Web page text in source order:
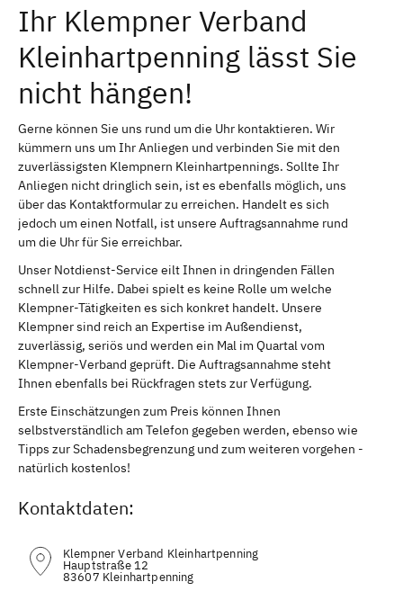
Ihr Klempner Verband
Kleinhartpenning lässt Sie
nicht hängen!
Gerne können Sie uns rund um die Uhr kontaktieren. Wir
kümmern uns um Ihr Anliegen und verbinden Sie mit den
zuverlässigsten Klempnern Kleinhartpennings. Sollte Ihr
Anliegen nicht dringlich sein, ist es ebenfalls möglich, uns
über das Kontaktformular zu erreichen. Handelt es sich
jedoch um einen Notfall, ist unsere Auftragsannahme rund
um die Uhr für Sie erreichbar.
Unser Notdienst-Service eilt Ihnen in dringenden Fällen
schnell zur Hilfe. Dabei spielt es keine Rolle um welche
Klempner-Tätigkeiten es sich konkret handelt. Unsere
Klempner sind reich an Expertise im Außendienst,
zuverlässig, seriös und werden ein Mal im Quartal vom
Klempner-Verband geprüft. Die Auftragsannahme steht
Ihnen ebenfalls bei Rückfragen stets zur Verfügung.
Erste Einschätzungen zum Preis können Ihnen
selbstverständlich am Telefon gegeben werden, ebenso wie
Tipps zur Schadensbegrenzung und zum weiteren vorgehen -
natürlich kostenlos!
Kontaktdaten:
Klempner Verband Kleinhartpenning
Hauptstraße 12
83607 Kleinhartpenning